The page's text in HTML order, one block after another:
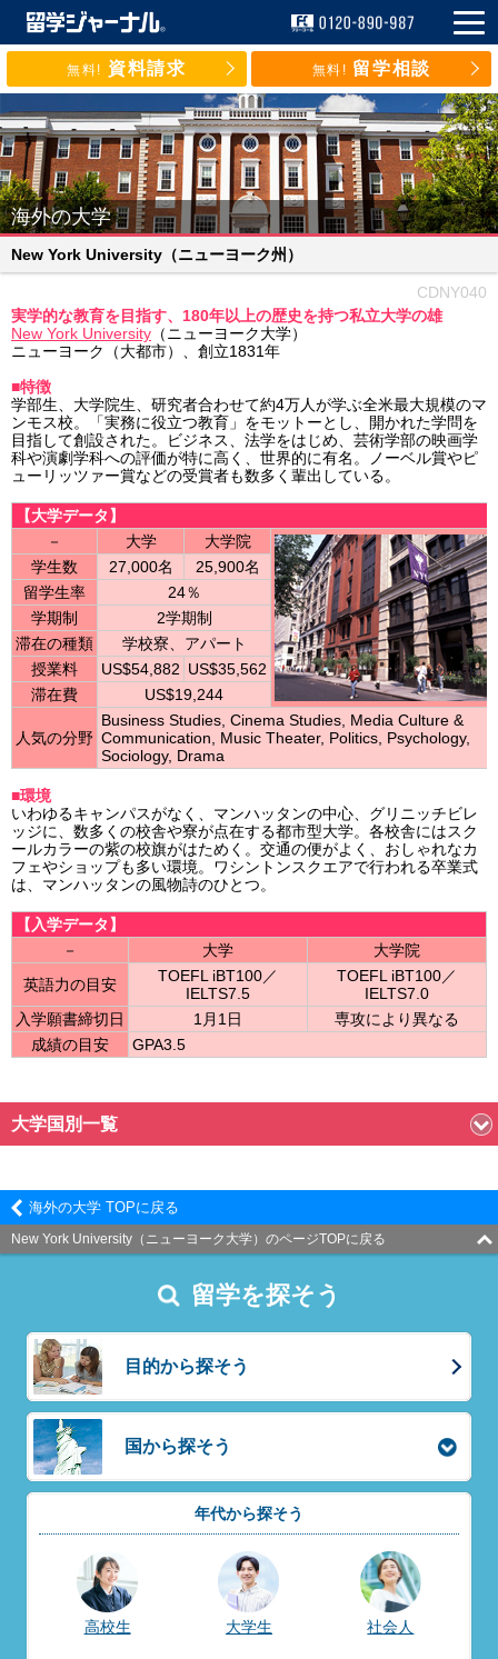
無料! 資料請求 無料! 留学相談
海外の大学
New York University （ニューヨーク州）
CDNY040
実学的な教育を目指す、180年以上の歴史を持つ私立大学の雄
New York University （ニューヨーク大学）
ニューヨーク（大都市）、創立1831年
■特徴
学部生、大学院生、研究者合わせて約4万人が学ぶ全米最大規模のマ
ンモス校。「実務に役立つ教育」をモットーとし、開かれた学問を
目指して創設された。ビジネス、法学をはじめ、芸術学部の映画学
科や演劇学科への評価が特に高く、世界的に有名。ノーベル賞やピ
ューリッツァー賞などの受賞者も数多く輩出している。
【大学データ】
－
大学
大学院
学生数
27,000名
25,900名
留学生率
24％
学期制
2学期制
滞在の種類
学校寮、アパート
授業料
US$54,882 US$35,562
滞在費
US$19,244
人気の分野
Business Studies, Cinema Studies, Media Culture &
Communication, Music Theater, Politics, Psychology,
Sociology, Drama
■環境
いわゆるキャンパスがなく、マンハッタンの中心、グリニッチビレ
ッジに、数多くの校舎や寮が点在する都市型大学。各校舎にはスク
ールカラーの紫の校旗がはためく。交通の便がよく、おしゃれなカ
フェやショップも多い環境。ワシントンスクエアで行われる卒業式
は、マンハッタンの風物詩のひとつ。
【入学データ】
－
大学
大学院
英語力の目安
TOEFL iBT100／
IELTS7.5
TOEFL iBT100／
IELTS7.0
入学願書締切日
1月1日
専攻により異なる
成績の目安
GPA3.5
大学国別一覧
海外の大学 TOPに戻る
New York University（ニューヨーク大学）のページTOPに戻る
留学を探そう
目的から探そう
国から探そう
年代から探そう
高校生 大学生 社会人